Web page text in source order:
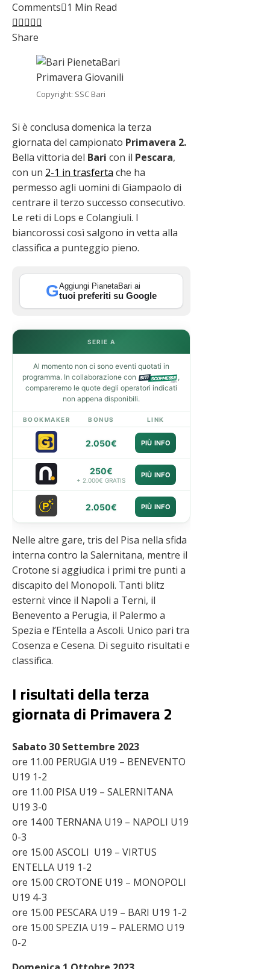
Comments 1 Min Read
Facebook
Twitter
LinkedIn
Pinterest
Stumbleupon
Share
Copyright: SSC Bari
Si è conclusa domenica la terza
giornata del campionato Primavera 2.
Bella vittoria del Bari con il Pescara,
con un 2-1 in trasferta che ha
permesso agli uomini di Giampaolo di
centrare il terzo successo consecutivo.
Le reti di Lops e Colangiuli. I
biancorossi così salgono in vetta alla
classifica a punteggio pieno.
GAggiungi PianetaBari ai
tuoi preferiti su Google
SERIE A
Al momento non ci sono eventi quotati in
programma. In collaborazione con
,
compareremo le quote degli operatori indicati
non appena disponibili.
BOOKMAKER BONUS LINK
2.050€ PIÙ INFO
250€
+ 2.000€ GRATIS
PIÙ INFO
2.050€ PIÙ INFO
Nelle altre gare, tris del Pisa nella sfida
interna contro la Salernitana, mentre il
Crotone si aggiudica i primi tre punti a
discapito del Monopoli. Tanti blitz
esterni: vince il Napoli a Terni, il
Benevento a Perugia, il Palermo a
Spezia e l’Entella a Ascoli. Unico pari tra
Cosenza e Cesena. Di seguito risultati e
classifica.
I risultati della terza
giornata di Primavera 2
Sabato 30 Settembre 2023
ore 11.00 PERUGIA U19 – BENEVENTO
U19 1-2
ore 11.00 PISA U19 – SALERNITANA
U19 3-0
ore 14.00 TERNANA U19 – NAPOLI U19
0-3
ore 15.00 ASCOLI U19 – VIRTUS
ENTELLA U19 1-2
ore 15.00 CROTONE U19 – MONOPOLI
U19 4-3
ore 15.00 PESCARA U19 – BARI U19 1-2
ore 15.00 SPEZIA U19 – PALERMO U19
0-2